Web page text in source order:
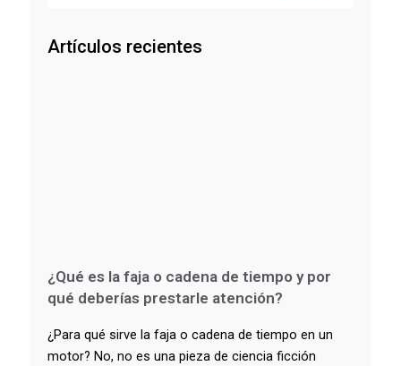
Artículos recientes
¿Qué es la faja o cadena de tiempo y por
qué deberías prestarle atención?
¿Para qué sirve la faja o cadena de tiempo en un
motor? No, no es una pieza de ciencia ficción